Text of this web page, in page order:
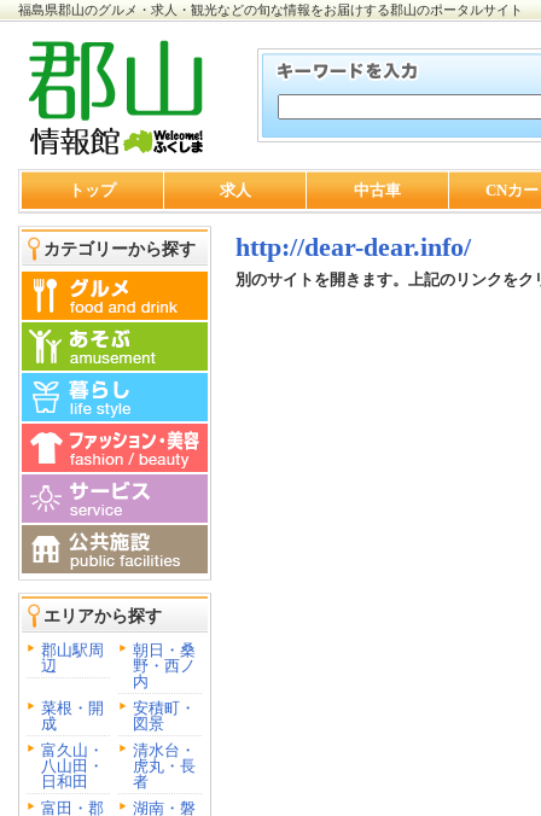
福島県郡山のグルメ・求人・観光などの旬な情報をお届けする郡山のポータルサイト
トップ 求人 中古車 CNカ
カテゴリーから探す
エリアから探す
郡山駅周
辺
朝日・桑
野・西ノ
内
菜根・開
成
安積町・
図景
富久山・
八山田・
日和田
清水台・
虎丸・長
者
富田・郡
湖南・磐
http://dear-dear.info/
別のサイトを開きます。上記のリンクをク